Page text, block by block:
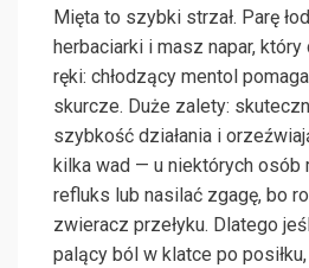
Mięta to szybki strzał. Parę
herbaciarki i masz napar, który
ręki: chłodzący mentol
skurcze. Duże zalety:
szybkość działania i
kilka wad — u niektórych osób
refluks lub nasilać zgagę, bo
zwieracz przełyku. Dlatego
palący ból w klatce po